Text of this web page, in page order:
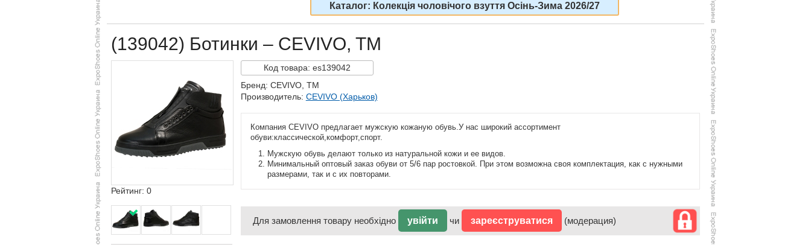
Каталог: Колекція чоловічого взуття Осінь-Зима 2026/27
(139042) Ботинки – CEVIVO, TM
Рейтинг: 0
Кодтовара: es139042
Бренд: CEVIVO, TM
Производитель: CEVIVO (Харьков)
Компания CEVIVO предлагает мужскую кожаную обувь.У нас широкий ассортимент
обуви:классической,комфорт,спорт.
Мужскую обувь делают только из натуральной кожи и ее видов.
Минимальный оптовый заказ обуви от 5/6 пар ростовкой. При этом возможна своя комплектация, как с нужными
размерами, так и с их повторами.
Для замовлення товару необхідно увійти чи зареєструватися (модерация)